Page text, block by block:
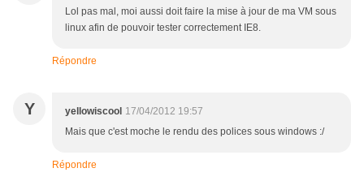
Lol pas mal, moi aussi doit faire la mise à jour de ma VM sous
linux afin de pouvoir tester correctement IE8.
Répondre
Y yellowiscool 17/04/2012 19:57
Mais que c'est moche le rendu des polices sous windows :/
Répondre